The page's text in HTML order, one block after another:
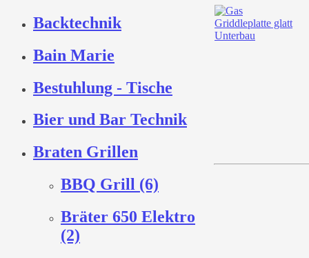
Backtechnik
Bain Marie
Bestuhlung - Tische
Bier und Bar Technik
Braten Grillen
BBQ Grill (6)
Bräter 650 Elektro
(2)